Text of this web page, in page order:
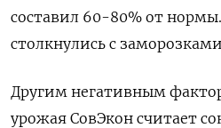
составил 60-80% от
столкнулись с
Другим негативным
урожая СовЭкон считает